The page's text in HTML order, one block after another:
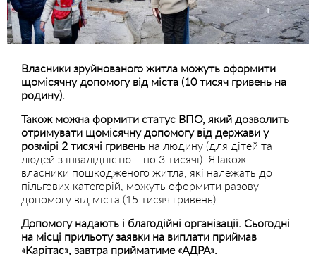
Власники зруйнованого житла можуть оформити
щомісячну допомогу від міста (10 тисяч гривень на
родину).
Також можна формити статус ВПО, який дозволить
отримувати щомісячну допомогу від держави у
розмірі 2 тисячі гривень на людину (для дітей та
людей з інвалідністю – по 3 тисячі). ЯТакож
власники пошкодженого житла, які належать до
пільгових категорій, можуть оформити разову
допомогу від міста (15 тисяч гривень).
Допомогу надають і благодійні організації. Сьогодні
на місці прильоту заявки на виплати приймав
«Карітас», завтра прийматиме «АДРА».